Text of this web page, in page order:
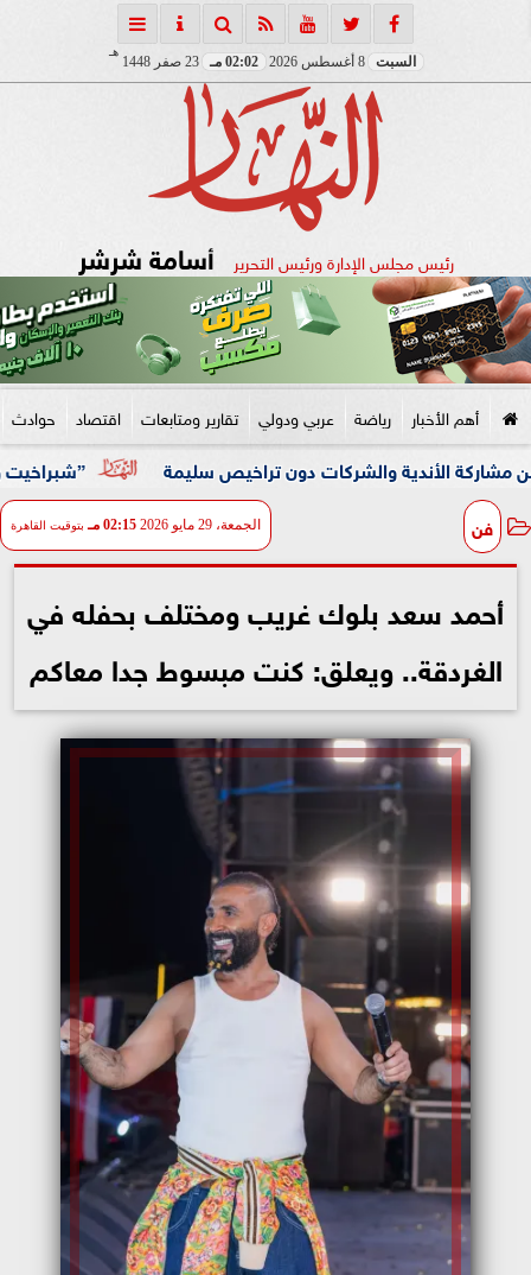
السبت 8 أغسطس 2026 02:02 مـ 23 صفر 1448
هـ
رئيس مجلس الإدارة ورئيس التحرير أسامة شرشر
أهم الأخبار رياضة عربي ودولي تقارير ومتابعات اقتصاد حوادث
”شبراخيت وبدر” ضمن أفضل 10 وحدات محلية على مستوى الجمهورية بالدورة الخامسة لجائزة مصر للتميز الحكومي دون تراخيص سليمة
فن الجمعة، 29 مايو 2026 02:15 مـ بتوقيت القاهرة
أحمد سعد بلوك غريب ومختلف بحفله في
الغردقة.. ويعلق: كنت مبسوط جدا معاكم